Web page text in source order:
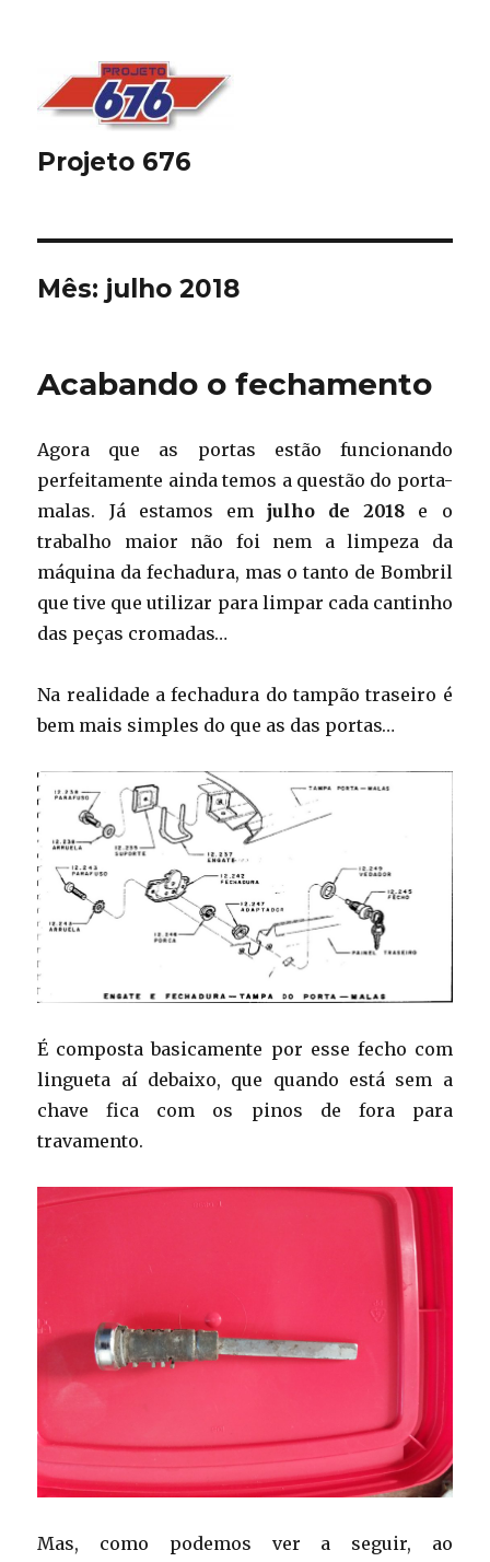
Projeto 676
Mês: julho 2018
Acabando o fechamento
Agora que as portas estão funcionando
perfeitamente ainda temos a questão do porta-
malas. Já estamos em julho de 2018 e o
trabalho maior não foi nem a limpeza da
máquina da fechadura, mas o tanto de Bombril
que tive que utilizar para limpar cada cantinho
das peças cromadas…
Na realidade a fechadura do tampão traseiro é
bem mais simples do que as das portas…
É composta basicamente por esse fecho com
lingueta aí debaixo, que quando está sem a
chave fica com os pinos de fora para
travamento.
Mas, como podemos ver a seguir, ao